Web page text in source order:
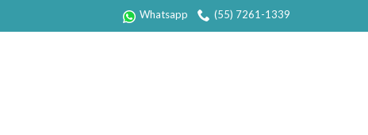
Whatsapp (55) 7261-1339